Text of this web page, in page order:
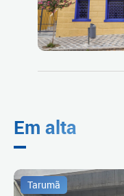
Em alta
Tarumã